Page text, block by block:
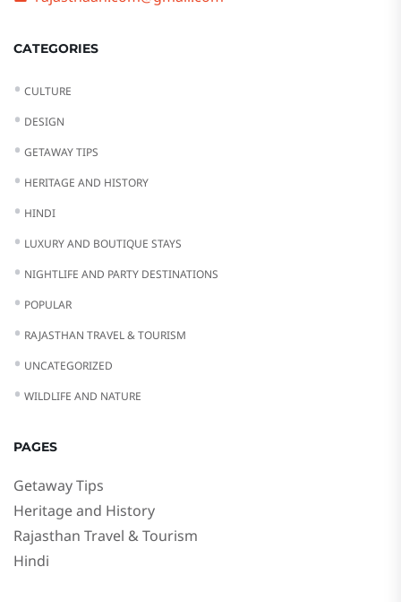
CATEGORIES
CULTURE
DESIGN
GETAWAY TIPS
HERITAGE AND HISTORY
HINDI
LUXURY AND BOUTIQUE STAYS
NIGHTLIFE AND PARTY DESTINATIONS
POPULAR
RAJASTHAN TRAVEL & TOURISM
UNCATEGORIZED
WILDLIFE AND NATURE
PAGES
Getaway Tips
Heritage and History
Rajasthan Travel & Tourism
Hindi